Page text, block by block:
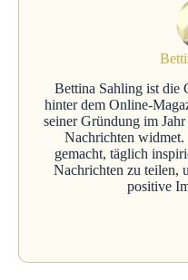
Bettina Sahling ist die
hinter dem Online-
seiner Gründung im
Nachrichten widmet.
gemacht, täglich
Nachrichten zu teilen,
positive